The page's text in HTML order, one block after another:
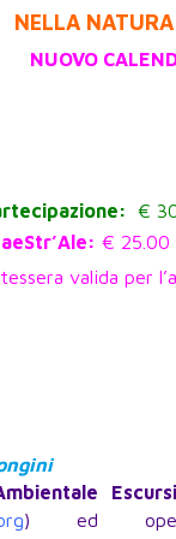
NELLA
NUOVO
€
€ 25.00
valida per
) ed